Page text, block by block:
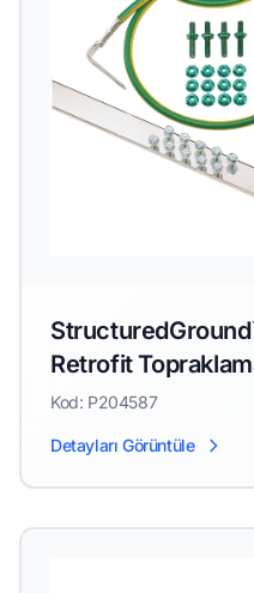
Retrofit
Kod: P204587
Detayları Görüntüle